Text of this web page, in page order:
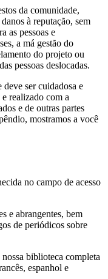
da comunidade,
à reputação, sem
as pessoas e
a má gestão do
do projeto ou
pessoas deslocadas.
ser cuidadosa e
realizado com a
e de outras partes
mostramos a você
no campo de acesso
e abrangentes, bem
de periódicos sobre
biblioteca completa
espanhol e